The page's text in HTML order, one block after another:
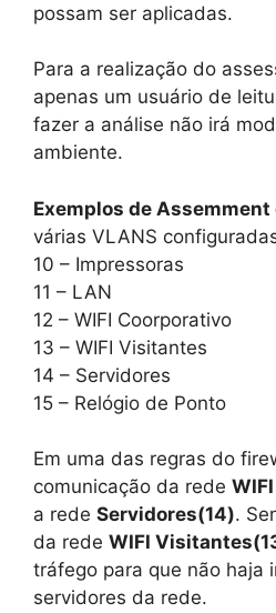
possam ser aplicadas.
Para a realização do
apenas um usuário de
fazer a análise não irá
ambiente.
Exemplos de Assemment
várias VLANS
10 – Impressoras
11 – LAN
12 – WIFI Coorporativo
13 – WIFI Visitantes
14 – Servidores
15 – Relógio de Ponto
Em uma das regras do
comunicação da rede
a rede Servidores(14).
da rede WIFI
tráfego para que não haja
servidores da rede.